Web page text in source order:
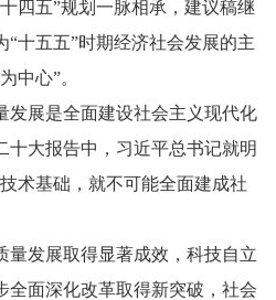
四五”规划一脉相承，建议稿继
十五五”时期经济社会发展的主
中心”。
发展是全面建设社会主义现代化
十大报告中，习近平总书记就明
术基础，就不可能全面建成社
发展取得显著成效，科技自立
全面深化改革取得新突破，社会